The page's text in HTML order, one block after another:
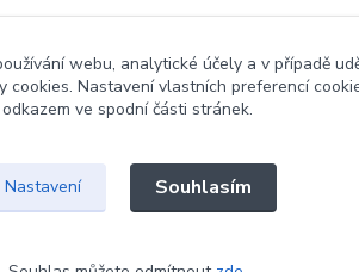
webu, analytické účely a v případě
cookies. Nastavení vlastních preferencí
odkazem ve spodní části stránek.
Nastavení Souhlasím